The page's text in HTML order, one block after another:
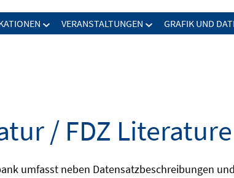
VERANSTALTUNGEN GRAFIK UND
/ FDZ Literature
umfasst neben Datensatzbeschreibungen